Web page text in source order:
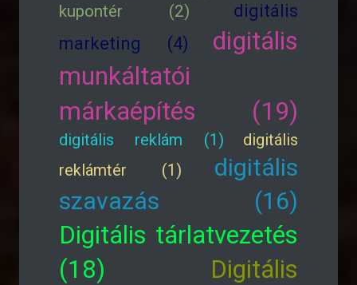
kupontér (2)
digitális
marketing (4)
digitális
munkáltatói
márkaépítés (19)
digitális reklám (1)
digitális
reklámtér (1)
digitális
szavazás (16)
Digitális tárlatvezetés
(18)
Digitális